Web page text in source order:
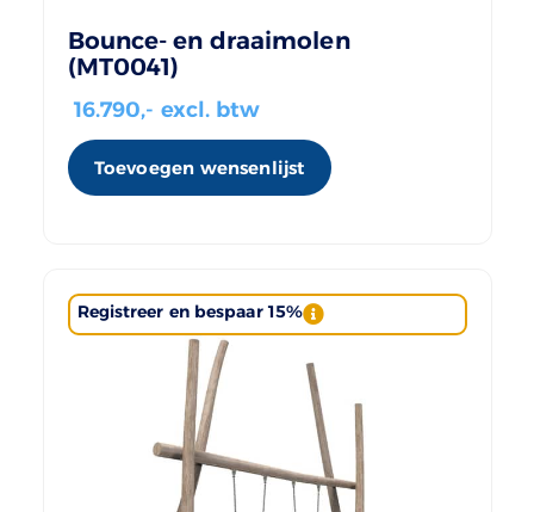
Bounce- en draaimolen
(MT0041)
16.790,- excl. btw
Toevoegen wensenlijst
Registreer en bespaar 15%